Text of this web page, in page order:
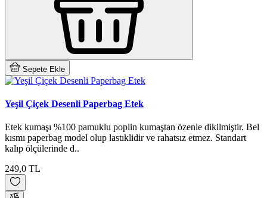
Sepete Ekle
Yeşil Çiçek Desenli Paperbag Etek
Etek kumaşı %100 pamuklu poplin kumaştan özenle dikilmiştir. Bel
kısmı paperbag model olup lastıklidir ve rahatsız etmez. Standart
kalıp ölçülerinde d..
249,0 TL